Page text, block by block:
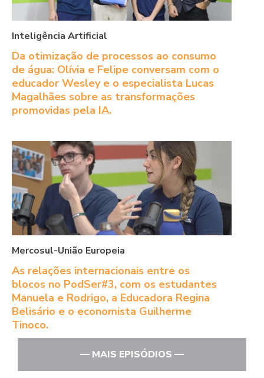
Inteligência Artificial
Da otimização de processos ao consumo
de água: Olívia e Felipe conversam com o
educador Wesley e o especialista Lucas
Magalhães sobre as transformações
promovidas pela IA.
Mercosul-União Europeia
As relações internacionais entre os
blocos no PodSer#3, com os estudantes
Manuela e Rodrigo, a Educadora Regina
Belisário e o economista Guilherme
Tinoco.
— MAIS EPISÓDIOS —